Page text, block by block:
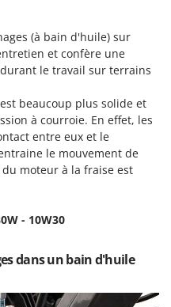
thermiques
(à bain d'huile) sur
et confère une
le travail sur terrains
beaucoup plus solide et
à courroie. En effet, les
entre eux et le
le mouvement de
moteur à la fraise est
- 10W30
dans un bain d'huile